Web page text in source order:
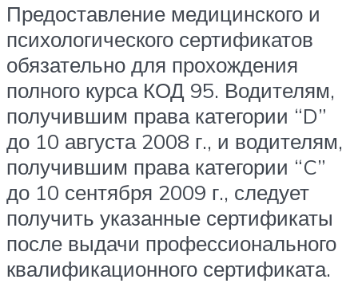
Предоставление медицинского и
психологического сертификатов
обязательно для прохождения
полного курса КОД 95. Водителям,
получившим права категории “D”
до 10 августа 2008 г., и водителям,
получившим права категории “C”
до 10 сентября 2009 г., следует
получить указанные сертификаты
после выдачи профессионального
квалификационного сертификата.